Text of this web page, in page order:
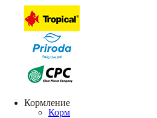
Кормление
Корм